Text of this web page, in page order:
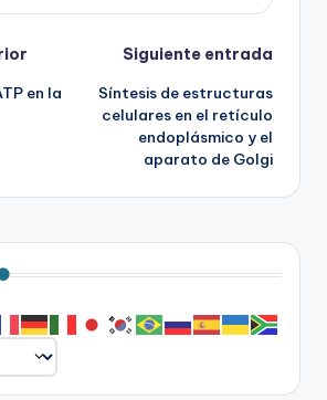
en la
Siguiente entrada
Síntesis de estructuras
celulares en el retículo
endoplásmico y el
aparato de Golgi